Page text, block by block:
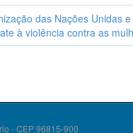
das Nações Unidas
à violência contra as
- CEP 96815-900